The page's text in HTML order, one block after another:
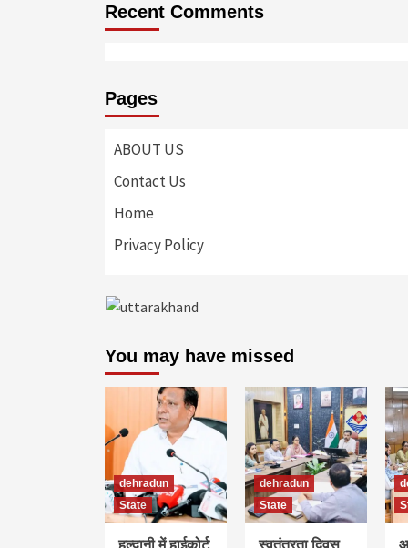
Recent Comments
Pages
ABOUT US
Contact Us
Home
Privacy Policy
You may have missed
dehradun
State
हल्द्वानी में हाईकोर्ट
dehradun
State
स्वतंत्रता दिवस